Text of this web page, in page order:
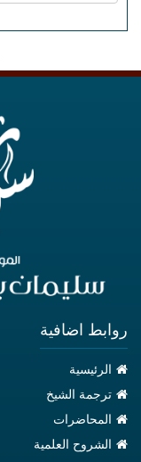
روابط اضافية
الرئيسية
ترجمة الشيخ
المحاضرات
الشروح العلمية